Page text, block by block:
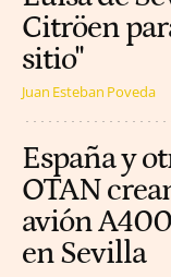
Citröen
sitio"
Juan Esteban Poveda
España y
OTAN
avión
en Sevilla